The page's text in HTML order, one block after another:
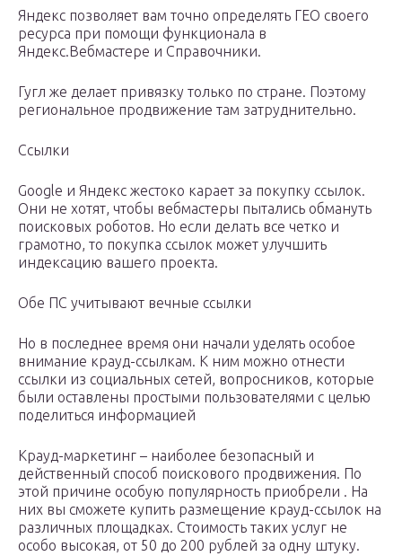
Яндекс позволяет вам точно определять ГЕО своего
ресурса при помощи функционала в
Яндекс.Вебмастере и Справочники.
Гугл же делает привязку только по стране. Поэтому
региональное продвижение там затруднительно.
Ссылки
Google и Яндекс жестоко карает за покупку ссылок.
Они не хотят, чтобы вебмастеры пытались обмануть
поисковых роботов. Но если делать все четко и
грамотно, то покупка ссылок может улучшить
индексацию вашего проекта.
Обе ПС учитывают вечные ссылки
Но в последнее время они начали уделять особое
внимание крауд-ссылкам. К ним можно отнести
ссылки из социальных сетей, вопросников, которые
были оставлены простыми пользователями с целью
поделиться информацией
Крауд-маркетинг – наиболее безопасный и
действенный способ поискового продвижения. По
этой причине особую популярность приобрели . На
них вы сможете купить размещение крауд-ссылок на
различных площадках. Стоимость таких услуг не
особо высокая, от 50 до 200 рублей за одну штуку.